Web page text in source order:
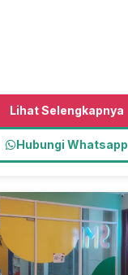
Lihat Selengkapnya
Hubungi Whatsapp